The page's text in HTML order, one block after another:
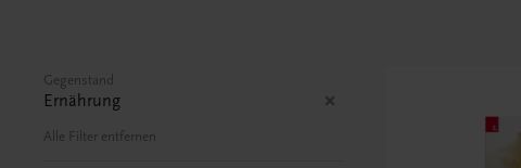
Gegenstand
Ernährung
Alle Filter entfernen